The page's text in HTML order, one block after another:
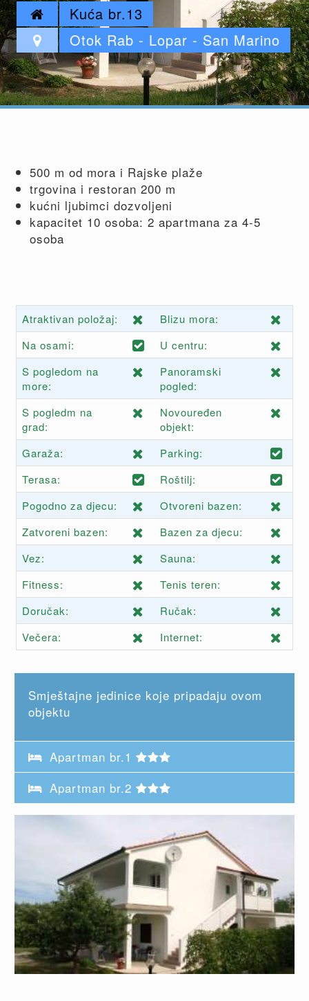
Kuća br.13
Otok Rab - Lopar - San Marino
500 m od mora i Rajske plaže
trgovina i restoran 200 m
kućni ljubimci dozvoljeni
kapacitet 10 osoba: 2 apartmana za 4-5
osoba
Atraktivan položaj:
Blizu mora:
Na osami:
U centru:
S pogledom na
more:
Panoramski
pogled:
S pogledm na
grad:
Novouređen
objekt:
Garaža:
Parking:
Terasa:
Roštilj:
Pogodno za djecu:
Otvoreni bazen:
Zatvoreni bazen:
Bazen za djecu:
Vez:
Sauna:
Fitness:
Tenis teren:
Doručak:
Ručak:
Večera:
Internet:
Smještajne jedinice koje pripadaju ovom
objektu
Apartman br.1
Apartman br.2